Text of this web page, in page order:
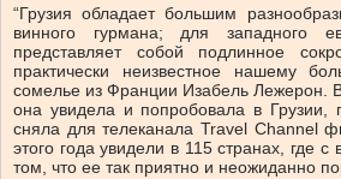
“Грузия обладает большим
винного гурмана; для западного
представляет собой подлинное
практически неизвестное нашему
сомелье из Франции Изабель Лежерон.
она увидела и попробовала в Грузии,
сняла для телеканала Travel Channel
этого года увидели в 115 странах, где с
том, что ее так приятно и неожиданно